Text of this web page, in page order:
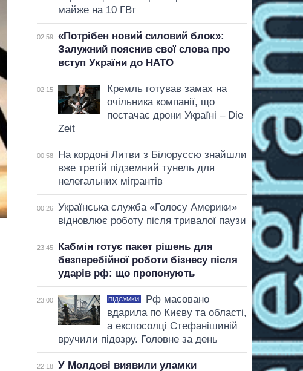
майже на 10 ГВт
02:59
«Потрібен новий силовий блок»:
Залужний пояснив свої слова про
вступ України до НАТО
02:15
Кремль готував замах на
очільника компанії, що
постачає дрони Україні – Die
Zeit
00:58
На кордоні Литви з Білоруссю знайшли
вже третій підземний тунель для
нелегальних мігрантів
00:26
Українська служба «Голосу Америки»
відновлює роботу після тривалої паузи
23:45
Кабмін готує пакет рішень для
безперебійної роботи бізнесу після
ударів рф: що пропонують
23:00 ПІДСУМКИ
Рф масовано
вдарила по Києву та області,
а експосолці Стефанішиній
вручили підозру. Головне за день
22:18
У Молдові виявили уламки